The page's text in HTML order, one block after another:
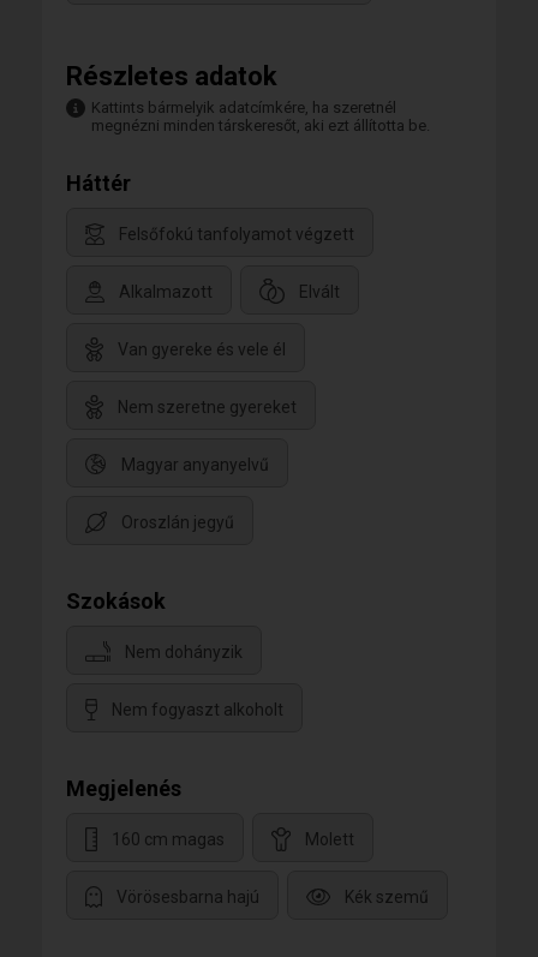
Részletes adatok
Kattints bármelyik adatcímkére, ha szeretnél
megnézni minden társkeresőt, aki ezt állította be.
Háttér
Felsőfokú tanfolyamot végzett
Alkalmazott Elvált
Van gyereke és vele él
Nem szeretne gyereket
Magyar anyanyelvű
Oroszlán jegyű
Szokások
Nem dohányzik
Nem fogyaszt alkoholt
Megjelenés
160 cm magas Molett
Vörösesbarna hajú Kék szemű